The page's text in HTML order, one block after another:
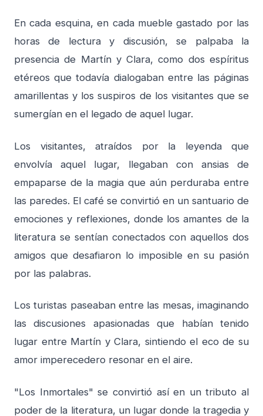
En cada esquina, en cada mueble gastado por las
horas de lectura y discusión, se palpaba la
presencia de Martín y Clara, como dos espíritus
etéreos que todavía dialogaban entre las páginas
amarillentas y los suspiros de los visitantes que se
sumergían en el legado de aquel lugar.
Los visitantes, atraídos por la leyenda que
envolvía aquel lugar, llegaban con ansias de
empaparse de la magia que aún perduraba entre
las paredes. El café se convirtió en un santuario de
emociones y reflexiones, donde los amantes de la
literatura se sentían conectados con aquellos dos
amigos que desafiaron lo imposible en su pasión
por las palabras.
Los turistas paseaban entre las mesas, imaginando
las discusiones apasionadas que habían tenido
lugar entre Martín y Clara, sintiendo el eco de su
amor imperecedero resonar en el aire.
"Los Inmortales" se convirtió así en un tributo al
poder de la literatura, un lugar donde la tragedia y